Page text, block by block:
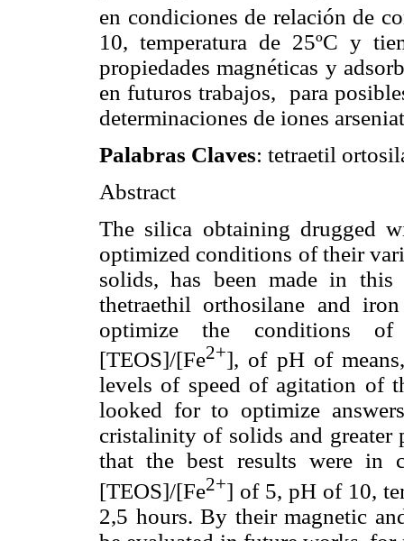
en condiciones de relación de
10, temperatura de 25ºC y
propiedades magnéticas y
en futuros trabajos, para
determinaciones de iones
Palabras Claves: tetraetil
Abstract
The silica obtaining drugged
optimized conditions of their
solids, has been made in
thetraethil orthosilane and
optimize the conditions of
[TEOS]/[Fe2+], of pH of
levels of speed of agitation of
looked for to optimize
cristalinity of solids and greater
that the best results were in
[TEOS]/[Fe2+] of 5, pH of 10,
2,5 hours. By their magnetic